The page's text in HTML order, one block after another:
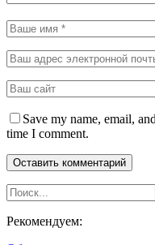
Save my name, email,
time I comment.
Рекомендуем: